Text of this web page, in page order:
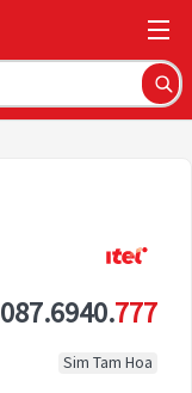
087.6940.777
Sim Tam Hoa